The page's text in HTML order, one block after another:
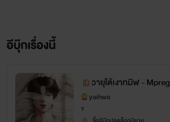
อีบุ๊กเรื่องนี้
วายุใต้เงาทมิฬ - Mpreg
yaihwa
Y